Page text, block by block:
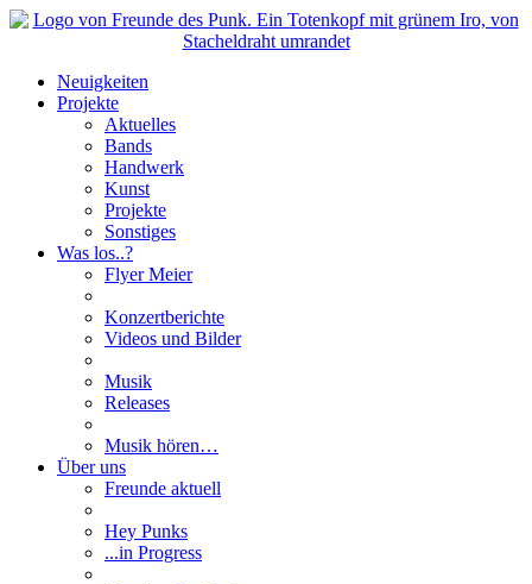
Neuigkeiten
Projekte
Aktuelles
Bands
Handwerk
Kunst
Projekte
Sonstiges
Was los..?
Flyer Meier
Konzertberichte
Videos und Bilder
Musik
Releases
Musik hören…
Über uns
Freunde aktuell
Hey Punks
...in Progress